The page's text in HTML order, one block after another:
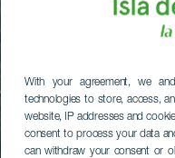
With your agreement, we
technologies to store, access,
website, IP addresses and
consent to process your data
can withdraw your consent or